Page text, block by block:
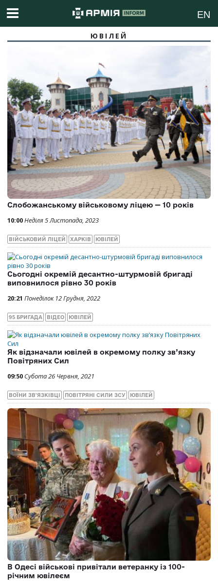
EN
ЮВІЛЕЙ
Слобожанському військовому ліцею — 10 років
10:00Неділя 5 Листопада, 2023
ВІЙСЬКОВИЙ ЛІЦЕЙ ХАРКІВ ЮВІЛЕЙ
Сьогодні окремій десантно-штурмовій бригаді
виповнилося рівно 30 років
20:21 Понеділок 12 Грудня, 2022
95 БРИГАДА ВІДЕО ЮВІЛЕЙ
Як відзначали ювілей в окремому полку зв’язку
Повітряних Сил
09:50 Субота 26 Червня, 2021
ВОЇНИ ЗВ'ЯЗКІВЦІ ПОВІТРЯНІ СИЛИ ЗСУ ЮВІЛЕЙ
В Одесі військові привітали ветеранку із 100-
річним ювілеєм